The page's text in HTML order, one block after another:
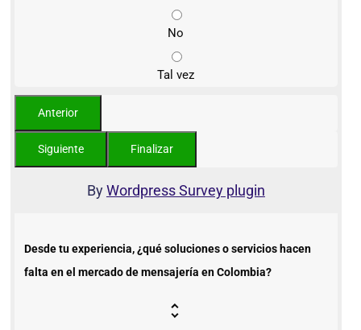
No
Tal vez
ByWordpress Survey plugin
Desde tu experiencia, ¿qué soluciones o servicios hacen
falta en el mercado de mensajería en Colombia?